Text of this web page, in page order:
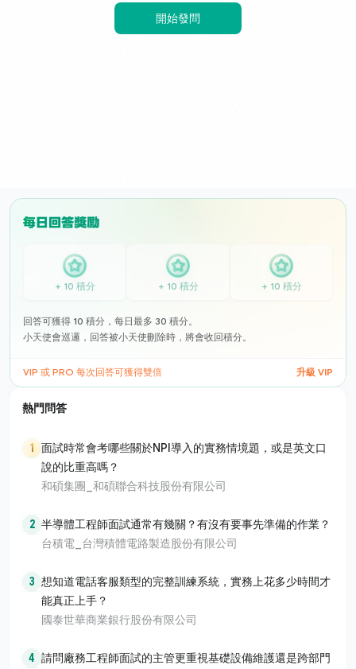
開始發問
+ 10 積分 + 10 積分 + 10 積分
回答可獲得 10 積分，每日最多 30 積分。
小天使會巡邏，回答被小天使刪除時，將會收回積分。
VIP 或 PRO 每次回答可獲得雙倍 升級 VIP
熱門問答
1 面試時常會考哪些關於NPI導入的實務情境題，或是英文口
說的比重高嗎？
和碩集團_和碩聯合科技股份有限公司
2 半導體工程師面試通常有幾關？有沒有要事先準備的作業？
台積電_台灣積體電路製造股份有限公司
3 想知道電話客服類型的完整訓練系統，實務上花多少時間才
能真正上手？
國泰世華商業銀行股份有限公司
4 請問廠務工程師面試的主管更重視基礎設備維護還是跨部門